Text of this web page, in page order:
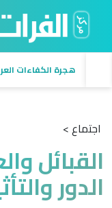
هجرة الكفاءات
اجتماع >
القبائل
الدور